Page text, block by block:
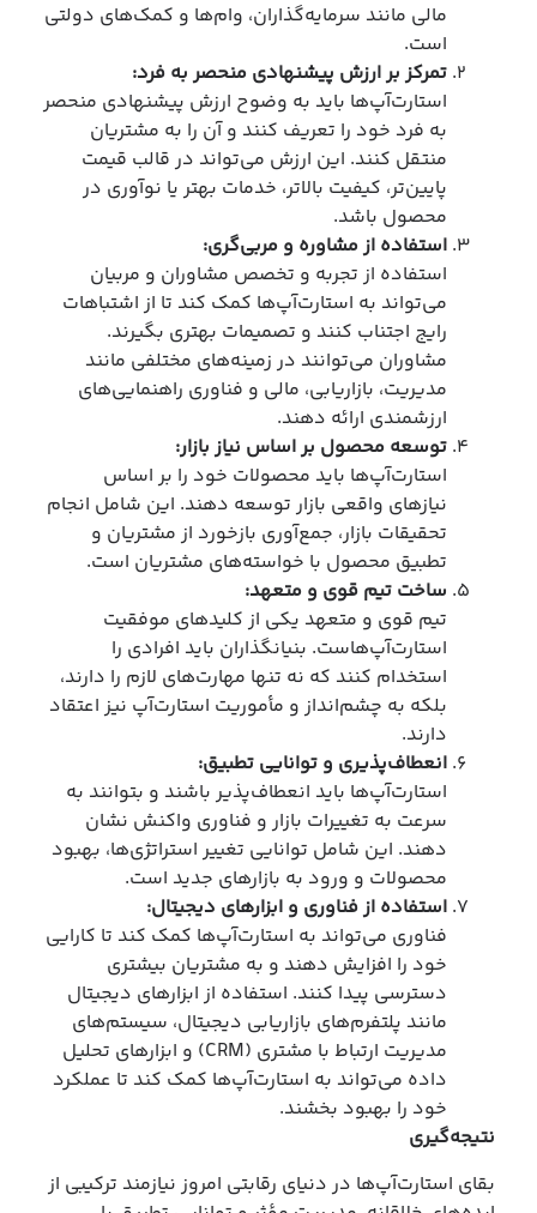
مالی مانند سرمایه‌گذاران، وام‌ها و کمک‌های دولتی
است.
تمرکز بر ارزش پیشنهادی منحصر به فرد:
استارت‌آپ‌ها باید به وضوح ارزش پیشنهادی منحصر
به فرد خود را تعریف کنند و آن را به مشتریان
منتقل کنند. این ارزش می‌تواند در قالب قیمت
پایین‌تر، کیفیت بالاتر، خدمات بهتر یا نوآوری در
محصول باشد.
استفاده از مشاوره و مربی‌گری:
استفاده از تجربه و تخصص مشاوران و مربیان
می‌تواند به استارت‌آپ‌ها کمک کند تا از اشتباهات
رایج اجتناب کنند و تصمیمات بهتری بگیرند.
مشاوران می‌توانند در زمینه‌های مختلفی مانند
مدیریت، بازاریابی، مالی و فناوری راهنمایی‌های
ارزشمندی ارائه دهند.
توسعه محصول بر اساس نیاز بازار:
استارت‌آپ‌ها باید محصولات خود را بر اساس
نیازهای واقعی بازار توسعه دهند. این شامل انجام
تحقیقات بازار، جمع‌آوری بازخورد از مشتریان و
تطبیق محصول با خواسته‌های مشتریان است.
ساخت تیم قوی و متعهد:
تیم قوی و متعهد یکی از کلیدهای موفقیت
استارت‌آپ‌هاست. بنیانگذاران باید افرادی را
استخدام کنند که نه تنها مهارت‌های لازم را دارند،
بلکه به چشم‌انداز و مأموریت استارت‌آپ نیز اعتقاد
دارند.
انعطاف‌پذیری و توانایی تطبیق:
استارت‌آپ‌ها باید انعطاف‌پذیر باشند و بتوانند به
سرعت به تغییرات بازار و فناوری واکنش نشان
دهند. این شامل توانایی تغییر استراتژی‌ها، بهبود
محصولات و ورود به بازارهای جدید است.
استفاده از فناوری و ابزارهای دیجیتال:
فناوری می‌تواند به استارت‌آپ‌ها کمک کند تا کارایی
خود را افزایش دهند و به مشتریان بیشتری
دسترسی پیدا کنند. استفاده از ابزارهای دیجیتال
مانند پلتفرم‌های بازاریابی دیجیتال، سیستم‌های
مدیریت ارتباط با مشتری (CRM) و ابزارهای تحلیل
داده می‌تواند به استارت‌آپ‌ها کمک کند تا عملکرد
خود را بهبود بخشند.
نتیجه‌گیری
بقای استارت‌آپ‌ها در دنیای رقابتی امروز نیازمند ترکیبی از